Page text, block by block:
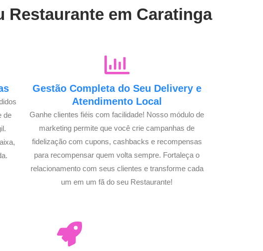
Restaurante em Caratinga
de
Gestão Completa do Seu Delivery e
Atendimento Local
Ganhe clientes fiéis com facilidade! Nosso módulo de
marketing permite que você crie campanhas de
fidelização com cupons, cashbacks e recompensas
para recompensar quem volta sempre. Fortaleça o
relacionamento com seus clientes e transforme cada
um em um fã do seu Restaurante!